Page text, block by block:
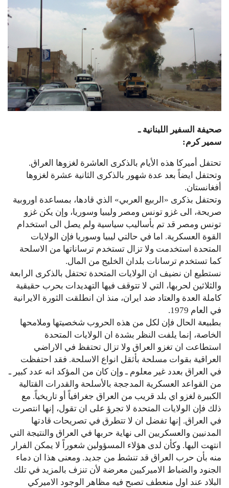
صحيفة السفير اللبنانية ـ
سمير كرم:
تحتفل أميركا هذه الأيام بالذكرى العاشرة لغزوها العراق.
وتحتفل ايضاً بعد عدة شهور بالذكرى الثانية عشرة لغزوها
أفغانستان.
وتحتفل بذكرى «الربيع العربي» الذي قادها، بمساعدة اوروبية
صريحة، الى غزو تونس ومصر وليبيا وسوريا، وإن يكن غزو
تونس ومصر قد تم بأساليب سياسية ولم يصل الى استخدام
القوة العسكرية. اما في حالتي ليبيا وسوريا فإن الولايات
المتحدة استخدمت ولا تزال تستخدم ترساناتها من الاسلحة
كما تستخدم ترسانات بلدان الخليج من المال.
نستطيع ان نضيف ان الولايات المتحدة تحتفل بالذكرى الرابعة
والثلاثين لحربها، التي لا تتوقف فيها التهديدات بحرب حقيقية
كاملة العدة والعتاد ضد ايران، منذ ان انطلقت الثورة الايرانية
في العام 1979.
بطبيعة الحال فإن لكل من هذه الحروب شخصيتها وملامحها
الخاصة، إنما يلفت النظر بشدة ان الولايات المتحدة
استطاعت ان تغزو العراق ولا تزال تحتفظ في الاراضي
العراقية بقوات مسلحة بأثقل انواع الاسلحة. فقد احتفظت
في العراق بعدد غير معلوم ـ وإن كان من المؤكد انه عدد كبير ـ
من القواعد العسكرية المدججة بالأسلحة والقدرات القتالية
الكبيرة لغزو اي بلد قريب من العراق جغرافياً أو تاريخياً. مع
ذلك فإن الولايات المتحدة لا تجرؤ على ان تقول، إنها انتصرت
في العراق. إنها تفضل ان لا تتطرق في تصريحات قادتها
المدنيين والعسكريين الى نهاية حربها في العراق والنتيجة التي
انتهت اليها. وكأن لدى هؤلاء المسؤولين شعوراً لا يمكن الفرار
منه بأن حرب العراق قد تنشط من جديد. ومعنى هذا ان دماء
الجنود والضباط الاميركيين معرضة لأن تنزف بالمزيد في تلك
البلاد عند اول منعطف تصبح فيه مظاهر الوجود الاميركي